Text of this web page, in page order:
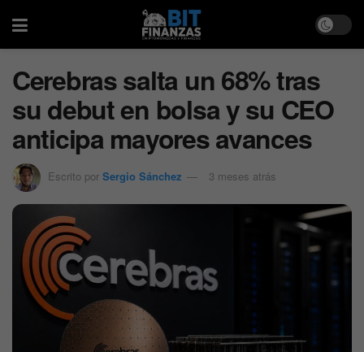
Cerebras salta un 68% tras
su debut en bolsa y su CEO
anticipa mayores avances
Escrito por Sergio Sánchez 3 meses atrás